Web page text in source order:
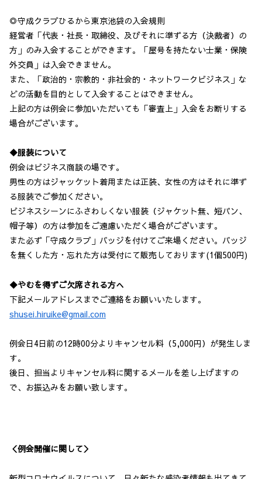
◎守成クラブひるから東京池袋の入会規則
経営者「代表・社長・取締役、及びそれに準ずる方（決裁者）の
方」のみ入会することができます。「屋号を持たない士業・保険
外交員」は入会できません。
また、「政治的・宗教的・非社会的・ネットワークビジネス」な
どの活動を目的として入会することはできません。
上記の方は例会に参加いただいても「審査上」入会をお断りする
場合がございます。
◆服装について
例会はビジネス商談の場です。
男性の方はジャッケット着用または正装、女性の方はそれに準ず
る服装でご参加ください。
ビジネスシーンにふさわしくない服装（ジャケット無、短パン、
帽子等）の方は参加をご遠慮いただく場合がございます。
また必ず「守成クラブ」バッジを付けてご来場ください。バッジ
を無くした方・忘れた方は受付にて販売しております(1個500円)
◆やむを得ずご欠席される方へ
下記メールアドレスまでご連絡をお願いいたします。
shusei.hiruike@gmail.com
例会日4日前の12時00分よりキャンセル料（5,000円）が発生しま
す。
後日、担当よりキャンセル料に関するメールを差し上げますの
で、お振込みをお願い致します。
＜例会開催に関して＞